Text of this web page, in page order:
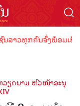
ລາວທຸກຄົນຈົ່ງພ້ອມເປັ
ວຽດນາມ ຫົວໜ້າອະນຸ